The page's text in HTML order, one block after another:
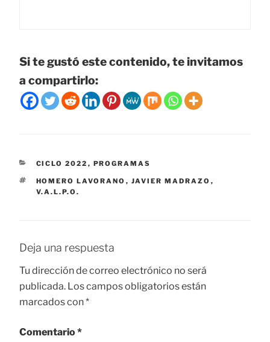
Si te gustó este contenido, te invitamos
a compartirlo:
CATEGORÍAS
CICLO 2022 , PROGRAMAS
ETIQUETAS
HOMERO LAVORANO , JAVIER MADRAZO ,
V.A.L.P.O.
Deja una respuesta
Tu dirección de correo electrónico no será
publicada. Los campos obligatorios están
marcados con*
Comentario*